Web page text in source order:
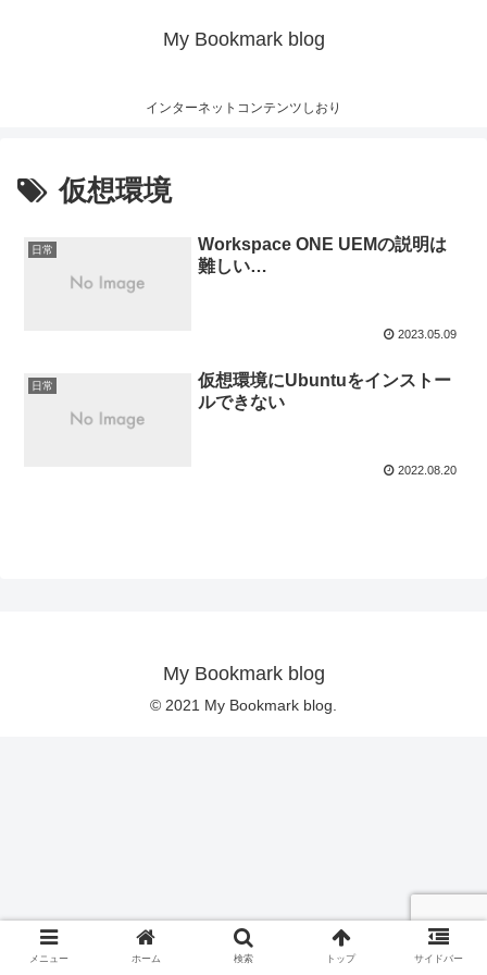
My Bookmark blog
インターネットコンテンツしおり
仮想環境
日常
Workspace ONE UEMの説明は
難しい…
2023.05.09
日常
仮想環境にUbuntuをインストー
ルできない
2022.08.20
My Bookmark blog
© 2021 My Bookmark blog.
メニュー ホーム 検索 トップ サイドバー